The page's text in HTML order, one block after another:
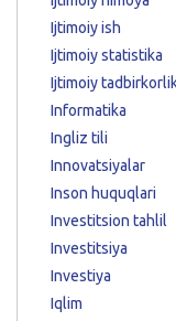
Ijtimoiy ish
Ijtimoiy statistika
Ijtimoiy
Informatika
Ingliz tili
Innovatsiyalar
Inson huquqlari
Investitsion tahlil
Investitsiya
Investiya
Iqlim